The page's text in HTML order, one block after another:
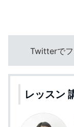
Twitterでフ
レッスン